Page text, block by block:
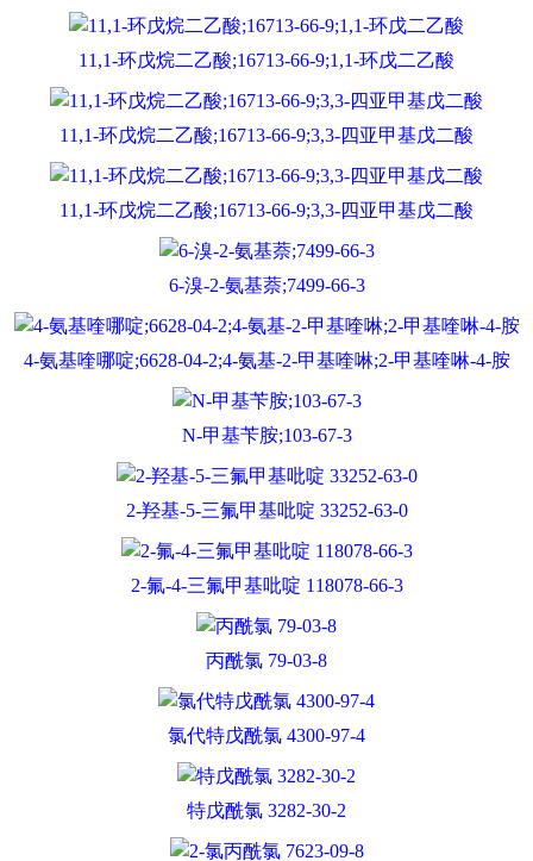
11,1-环戊烷二乙酸;16713-66-9;1,1-环戊二乙酸
11,1-环戊烷二乙酸;16713-66-9;3,3-四亚甲基戊二酸
11,1-环戊烷二乙酸;16713-66-9;3,3-四亚甲基戊二酸
6-溴-2-氨基萘;7499-66-3
4-氨基喹哪啶;6628-04-2;4-氨基-2-甲基喹啉;2-甲基喹啉-4-胺
N-甲基苄胺;103-67-3
2-羟基-5-三氟甲基吡啶 33252-63-0
2-氟-4-三氟甲基吡啶 118078-66-3
丙酰氯 79-03-8
氯代特戊酰氯 4300-97-4
特戊酰氯 3282-30-2